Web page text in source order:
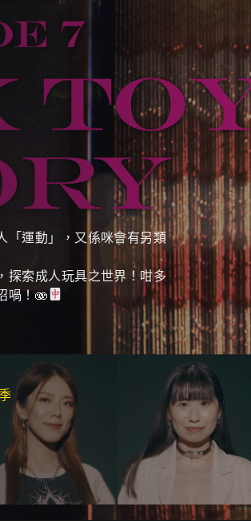
「運動」，又係咪會有另類
探索成人玩具之世界！咁多
喎！🫨